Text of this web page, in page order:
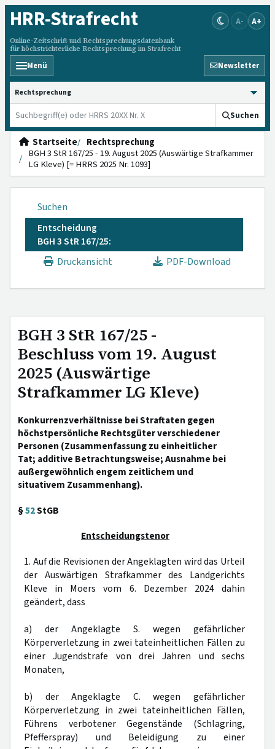
HRR-Strafrecht
Online-Zeitschrift und Rechtsprechungsdatenbank
für höchstrichterliche Rechtsprechung im Strafrecht
A- A+
Menü Newsletter
HRRS durchsuchen
Suchen
Startseite
Rechtsprechung
BGH 3 StR 167/25 - 19. August 2025 (Auswärtige Strafkammer
LG Kleve) [= HRRS 2025 Nr. 1093]
Suchen
Entscheidung
BGH 3 StR 167/25:
Druckansicht
PDF-Download
BGH 3 StR 167/25 -
Beschluss vom 19. August
2025 (Auswärtige
Strafkammer LG Kleve)
Konkurrenzverhältnisse bei Straftaten gegen
höchstpersönliche Rechtsgüter verschiedener
Personen (Zusammenfassung zu einheitlicher
Tat; additive Betrachtungsweise; Ausnahme bei
außergewöhnlich engem zeitlichem und
situativem Zusammenhang).
§52StGB
Entscheidungstenor
1. Auf die Revisionen der Angeklagten wird das Urteil
der Auswärtigen Strafkammer des Landgerichts
Kleve in Moers vom 6. Dezember 2024 dahin
geändert, dass
a) der Angeklagte S. wegen gefährlicher
Körperverletzung in zwei tateinheitlichen Fällen zu
einer Jugendstrafe von drei Jahren und sechs
Monaten,
b) der Angeklagte C. wegen gefährlicher
Körperverletzung in zwei tateinheitlichen Fällen,
Führens verbotener Gegenstände (Schlagring,
Pfefferspray) und Beleidigung zu einer